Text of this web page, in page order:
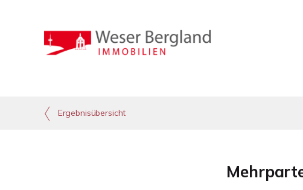
Ergebnisübersicht